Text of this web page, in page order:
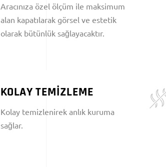
Aracınıza özel ölçüm ile maksimum
alan kapatılarak görsel ve estetik
olarak bütünlük sağlayacaktır.
KOLAY TEMİZLEME
Kolay temizlenirek anlık kuruma
sağlar.